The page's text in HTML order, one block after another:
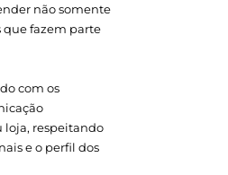
não somente
que fazem parte
com os
loja, respeitando
e o perfil dos